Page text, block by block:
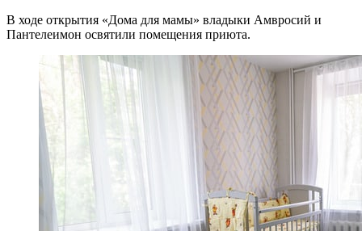
В ходе открытия «Дома для мамы» владыки Амвросий и
Пантелеимон освятили помещения приюта.